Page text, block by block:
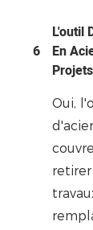
6
L'outil
En
Oui,